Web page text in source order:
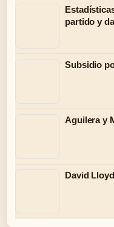
partido y
Subsidio
Aguilera y
David